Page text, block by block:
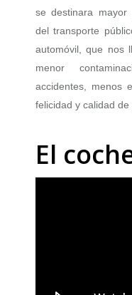
se destinara mayor
del transporte
automóvil, que nos
menor
accidentes, menos
felicidad y calidad de
El